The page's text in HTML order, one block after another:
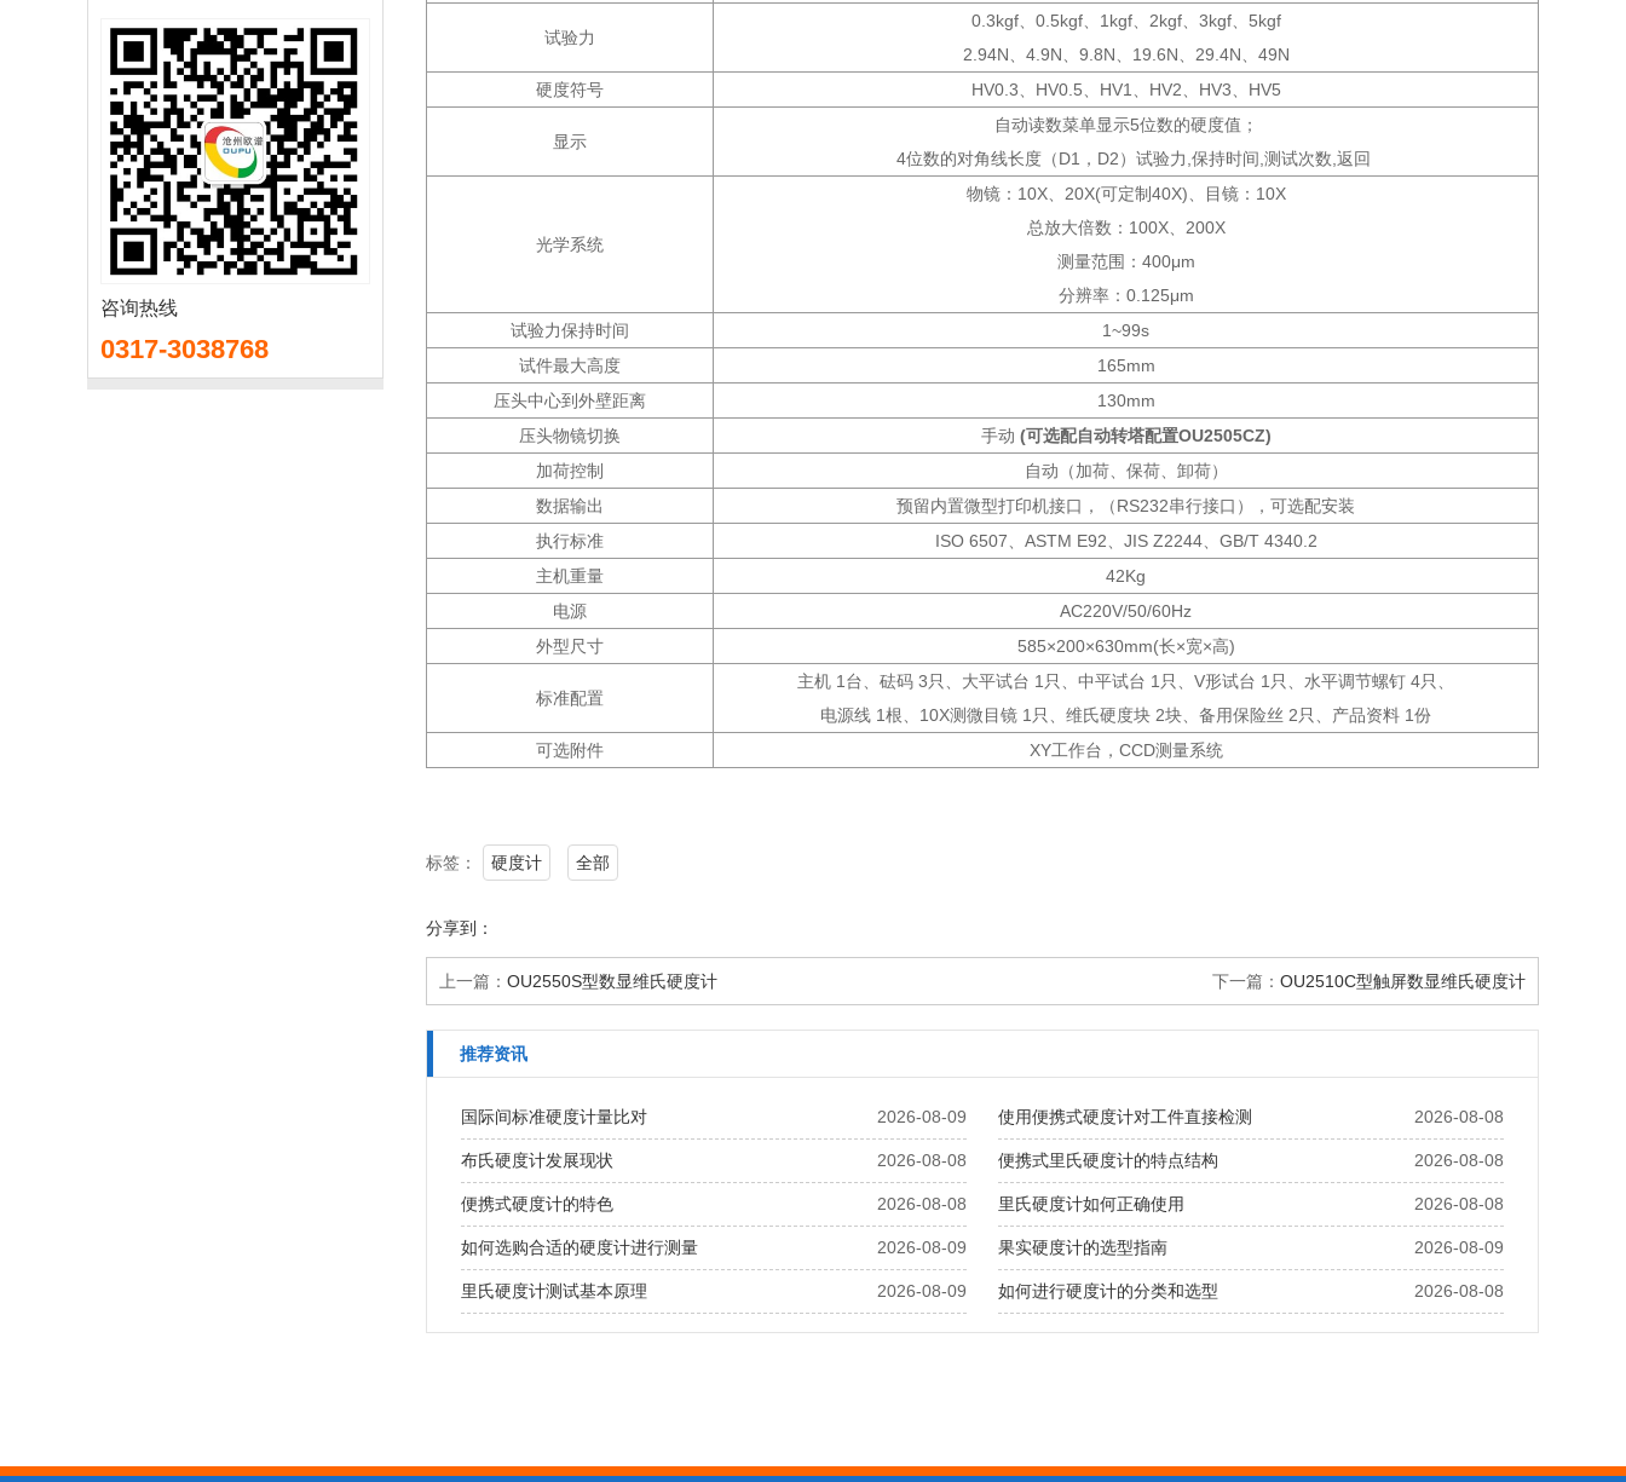
咨询热线
0317-3038768
试验力
0.3kgf、0.5kgf、1kgf、2kgf、3kgf、5kgf
2.94N、4.9N、9.8N、19.6N、29.4N、49N
硬度符号
HV0.3、HV0.5、HV1、HV2、HV3、HV5
显示
自动读数菜单显示5位数的硬度值；
4位数的对角线长度（D1，D2）试验力,保持时间,测试次数,返回
光学系统
物镜：10X、20X(可定制40X)、目镜：10X
总放大倍数：100X、200X
测量范围：400μm
分辨率：0.125μm
试验力保持时间
1~99s
试件最大高度
165mm
压头中心到外壁距离
130mm
压头物镜切换
手动 (可选配自动转塔配置OU2505CZ)
加荷控制
自动（加荷、保荷、卸荷）
数据输出
预留内置微型打印机接口，（RS232串行接口），可选配安装
执行标准
ISO 6507、ASTM E92、JIS Z2244、GB/T 4340.2
主机重量
42Kg
电源
AC220V/50/60Hz
外型尺寸
585×200×630mm(长×宽×高)
标准配置
主机 1台、砝码 3只、大平试台 1只、中平试台 1只、V形试台 1只、水平调节螺钉 4只、
电源线 1根、10X测微目镜 1只、维氏硬度块 2块、备用保险丝 2只、产品资料 1份
可选附件
XY工作台，CCD测量系统
标签： 硬度计 全部
分享到：
上一篇： OU2550S型数显维氏硬度计 下一篇： OU2510C型触屏数显维氏硬度计
推荐资讯
2026-08-09
国际间标准硬度计量比对 2026-08-08
使用便携式硬度计对工件直接检测
2026-08-08
布氏硬度计发展现状 2026-08-08
便携式里氏硬度计的特点结构
2026-08-08
便携式硬度计的特色 2026-08-08
里氏硬度计如何正确使用
2026-08-09
如何选购合适的硬度计进行测量 2026-08-09
果实硬度计的选型指南
2026-08-09
里氏硬度计测试基本原理 2026-08-08
如何进行硬度计的分类和选型